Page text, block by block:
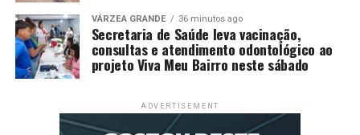
VÁRZEA GRANDE 36 minutos ago
Secretaria de Saúde leva vacinação,
consultas e atendimento odontológico ao
projeto Viva Meu Bairro neste sábado
ADVERTISEMENT